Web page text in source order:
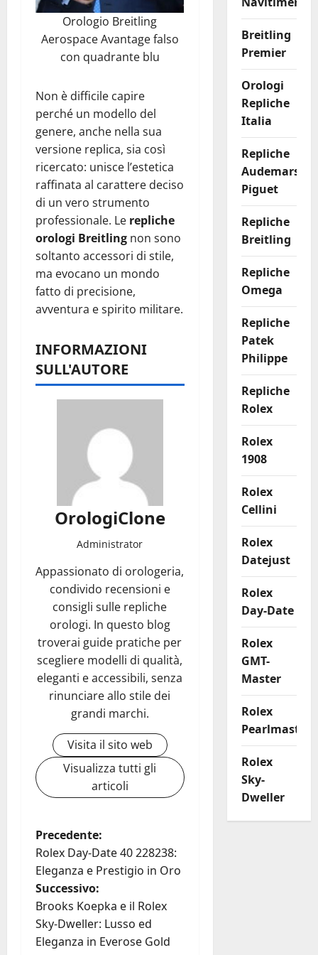
Orologio Breitling
Aerospace Avantage falso
con quadrante blu
Non è difficile capire
perché un modello del
genere, anche nella sua
versione replica, sia così
ricercato: unisce l’estetica
raffinata al carattere deciso
di un vero strumento
professionale. Le repliche
orologi Breitling non sono
soltanto accessori di stile,
ma evocano un mondo
fatto di precisione,
avventura e spirito militare.
INFORMAZIONI
SULL'AUTORE
OrologiClone
Administrator
Appassionato di orologeria,
condivido recensioni e
consigli sulle repliche
orologi. In questo blog
troverai guide pratiche per
scegliere modelli di qualità,
eleganti e accessibili, senza
rinunciare allo stile dei
grandi marchi.
Visita il sito web
Visualizza tutti gli
articoli
N
a
v
i
Precedente:
Rolex Day-Date 40 228238:
Eleganza e Prestigio in Oro
Successivo:
Brooks Koepka e il Rolex
Sky-Dweller: Lusso ed
Eleganza in Everose Gold
Breitling
Premier
Orologi
Repliche
Italia
Repliche
Audemars
Piguet
Repliche
Breitling
Repliche
Omega
Repliche
Patek
Philippe
Repliche
Rolex
Rolex
1908
Rolex
Cellini
Rolex
Datejust
Rolex
Day-Date
Rolex
GMT-
Master
Rolex
Pearlmaster
Rolex
Sky-
Dweller